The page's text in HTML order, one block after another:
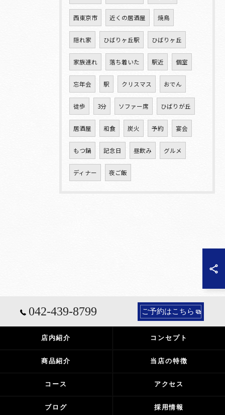
西東京市 近くの居酒屋 焼鳥
隠れ家 ひばりヶ丘駅 ひばりヶ丘
家族連れ 落ち着いた 駅近 個室
忘年会 駅 クリスマス おでん
徒歩 3分 ソファー席 ひばりが丘
居酒屋 和食 炭火 予約 宴会
もつ鍋 記念日 昼飲み グルメ
ディナー 夜ご飯
042-439-8799 ご予約はこちら
店内紹介 コンセプト
商品紹介 当店の特徴
コース アクセス
ブログ 採用情報